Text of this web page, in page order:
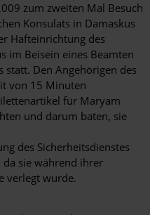
zum zweiten Mal Besuch
Konsulats in Damaskus
Hafteinrichtung des
im Beisein eines Beamten
statt. Den Angehörigen des
von 15 Minuten
für Maryam
und darum baten, sie
des Sicherheitsdienstes
sie während ihrer
verlegt wurde.